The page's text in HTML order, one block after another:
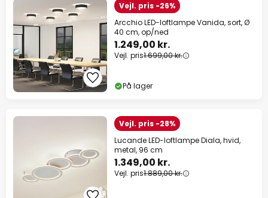
Vejl. pris -26%
Arcchio LED-loftlampe Vanida, sort, Ø
40 cm, op/ned
1.249,00 kr.
Vejl. pris1.699,00 kr.
På lager
Vejl. pris -28%
Lucande LED-loftlampe Diala, hvid,
metal, 96 cm
1.349,00 kr.
Vejl. pris1.889,00 kr.